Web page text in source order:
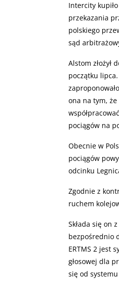
Intercity
przekazania
polskiego
sąd
Alstom złożył
początku
ona na tym,
pociągów na
Obecnie w
pociągów
odcinku
Zgodnie z
ruchem
Składa się on
bezpośrednio
ERTMS 2 jest
głosowej dla
się od